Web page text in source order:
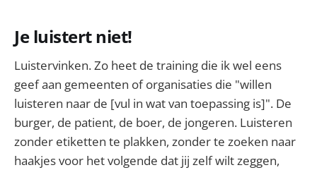
Je luistert niet!
Luistervinken. Zo heet de training die ik wel eens
geef aan gemeenten of organisaties die "willen
luisteren naar de [vul in wat van toepassing is]". De
burger, de patient, de boer, de jongeren. Luisteren
zonder etiketten te plakken, zonder te zoeken naar
haakjes voor het volgende dat jij zelf wilt zeggen,